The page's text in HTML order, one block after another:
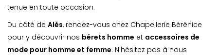
tenue en toute occasion.
Du côté de Alès, rendez-vous chez Chapellerie Bérénice
pour y découvrir nos bérets homme et accessoires de
mode pour homme et femme. N'hésitez pas à nous